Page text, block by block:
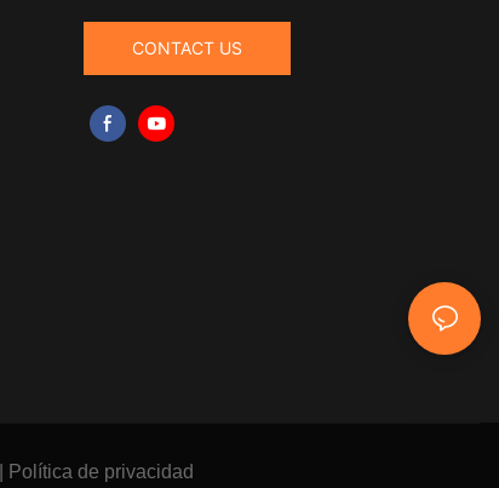
CONTACT US
Política de privacidad